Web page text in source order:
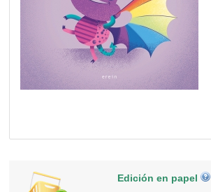
Edición en papel